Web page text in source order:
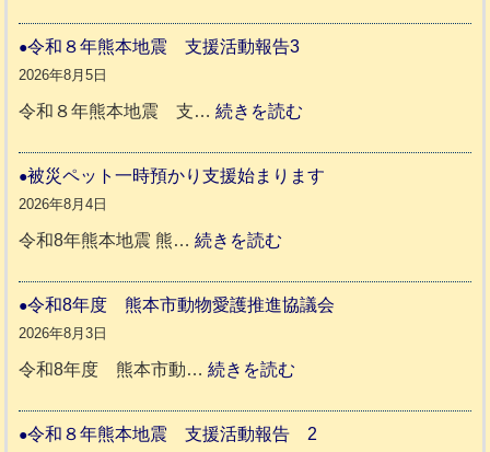
ト
人
ホ
日
記
令和８年熊本地震 支援活動報告3
2026年8月5日
令和８年熊本地震 支…続きを読む
和
本
支
被災ペット一時預かり支援始まります
2026年8月4日
令和8年熊本地震 熊…続きを読む
災
ッ
一
令和8年度 熊本市動物愛護推進協議会
2026年8月3日
令和8年度 熊本市動…続きを読む
和
令和８年熊本地震 支援活動報告 2